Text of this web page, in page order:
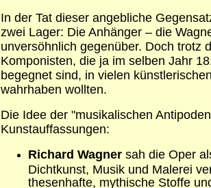
In der Tat dieser angebliche
zwei Lager: Die Anhänger – die
unversöhnlich gegenüber. Doch trotz
Komponisten, die ja im selben Jahr
begegnet sind, in vielen
wahrhaben wollten.
Die Idee der "musikalischen
Kunstauffassungen:
Richard Wagner sah die Oper
Dichtkunst, Musik und Malerei
thesenhafte, mythische Stoffe